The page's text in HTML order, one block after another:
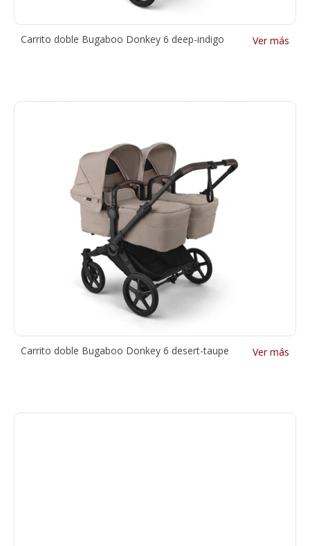
Carrito doble Bugaboo Donkey 6 deep-indigo Ver más
Carrito doble Bugaboo Donkey 6 desert-taupe Ver más